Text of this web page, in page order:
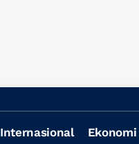
Internasional Ekonomi